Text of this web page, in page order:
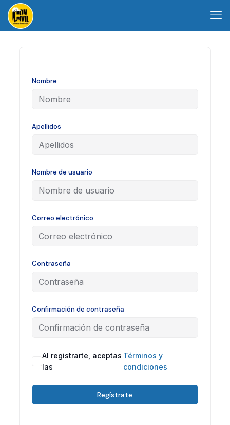
Nombre
Apellidos
Nombre de usuario
Correo electrónico
Contraseña
Confirmación de contraseña
Al registrarte, aceptas
las
Términos y
condiciones
Regístrate